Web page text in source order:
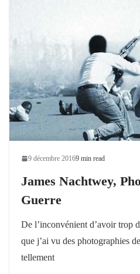
9 décembre 20169 min read
James Nachtwey,
Guerre
De l’inconvénient d’avoir trop
que j’ai vu des photographies
tellement